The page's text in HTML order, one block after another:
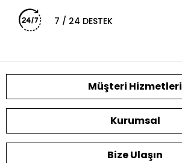
7 / 24 DESTEK
Müşteri Hizmetleri
Kurumsal
Bize Ulaşın